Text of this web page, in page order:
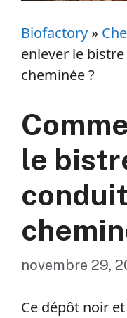
Biofactory »
enlever le
cheminée ?
le
novembre 29,
Ce dépôt noir